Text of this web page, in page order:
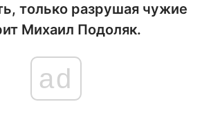
только разрушая чужие
Михаил Подоляк.
ad